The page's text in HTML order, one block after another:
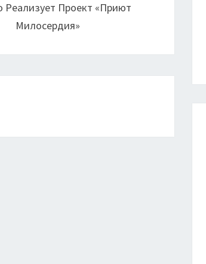
Реализует Проект «Приют
Милосердия»